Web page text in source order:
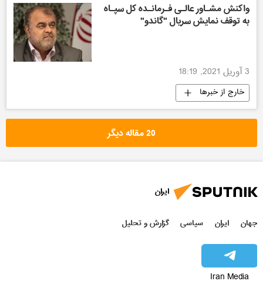
واکنش ‏‏مشـاور عالـی فـرمانـده کل سپـاه
به توقف نمایش سریال "گاندو"
3 آوریل 2021, 18:19
خارج از خبرها
20 مقاله دیگر
ایران
جهان ایران سیاسی گزارش و تحلیل
Iran Media